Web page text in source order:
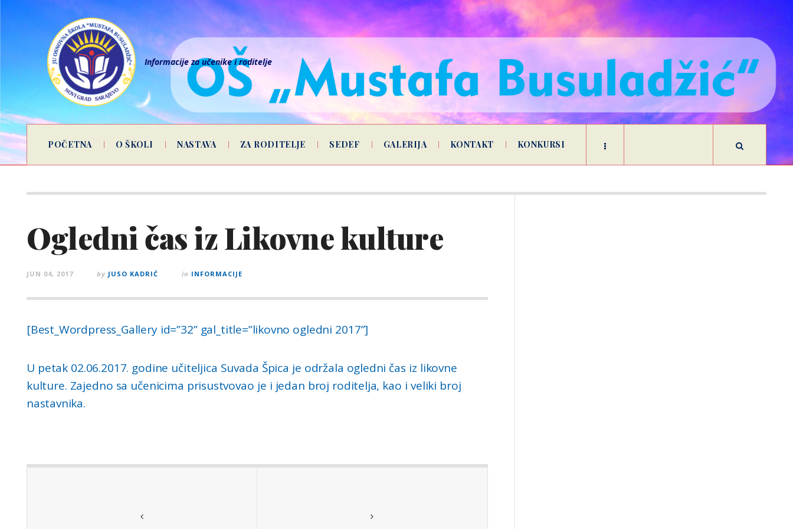
Informacije za učenike i roditelje
POČETNA O ŠKOLI NASTAVA ZA RODITELJE SEDEF GALERIJA KONTAKT KONKURSI
Ogledni čas iz Likovne kulture
JUN 04, 2017 by JUSO KADRIĆ in INFORMACIJE
[Best_Wordpress_Gallery id=”32” gal_title=”likovno ogledni 2017”]
U petak 02.06.2017. godine učiteljica Suvada Špica je održala ogledni čas iz likovne
kulture. Zajedno sa učenicima prisustvovao je i jedan broj roditelja, kao i veliki broj
nastavnika.